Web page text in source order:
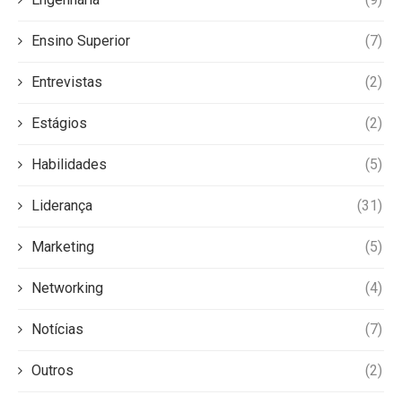
Ensino Superior (7)
Entrevistas (2)
Estágios (2)
Habilidades (5)
Liderança (31)
Marketing (5)
Networking (4)
Notícias (7)
Outros (2)